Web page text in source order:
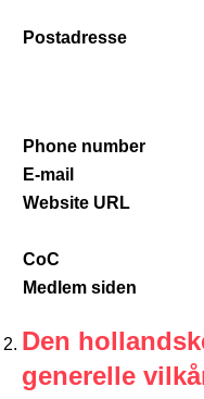
Postadresse
Phone number
E-mail
Website URL
CoC
Medlem siden
Den
generelle